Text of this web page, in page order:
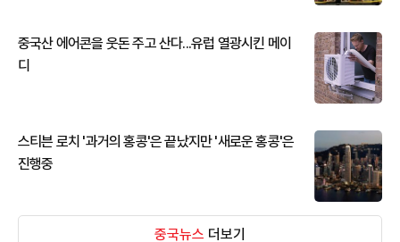
중국산 에어콘을 웃돈 주고 산다...유럽 열광시킨 메이
디
스티븐 로치 '과거의 홍콩'은 끝났지만 '새로운 홍콩'은
진행중
중국뉴스 더보기